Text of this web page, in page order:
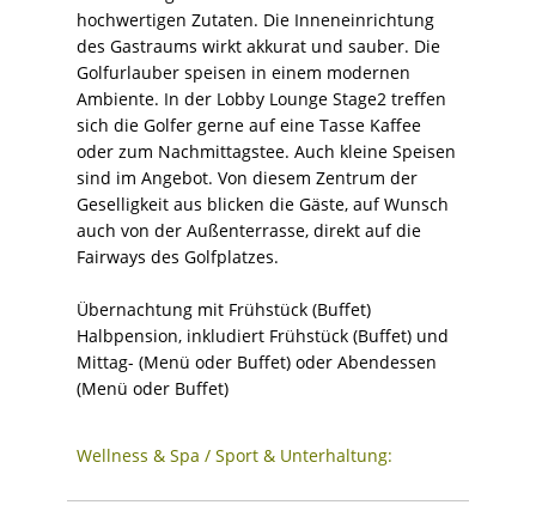
hochwertigen Zutaten. Die Inneneinrichtung
des Gastraums wirkt akkurat und sauber. Die
Golfurlauber speisen in einem modernen
Ambiente. In der Lobby Lounge Stage2 treffen
sich die Golfer gerne auf eine Tasse Kaffee
oder zum Nachmittagstee. Auch kleine Speisen
sind im Angebot. Von diesem Zentrum der
Geselligkeit aus blicken die Gäste, auf Wunsch
auch von der Außenterrasse, direkt auf die
Fairways des Golfplatzes.
Übernachtung mit Frühstück (Buffet)
Halbpension, inkludiert Frühstück (Buffet) und
Mittag- (Menü oder Buffet) oder Abendessen
(Menü oder Buffet)
Wellness & Spa / Sport & Unterhaltung: